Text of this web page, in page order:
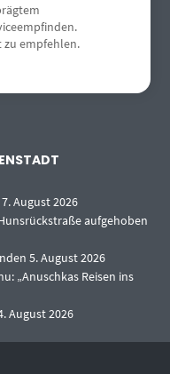
zu empfehlen.
7. August 2026
aufgehoben
5. August 2026
„Anuschkas Reisen ins
August 2026